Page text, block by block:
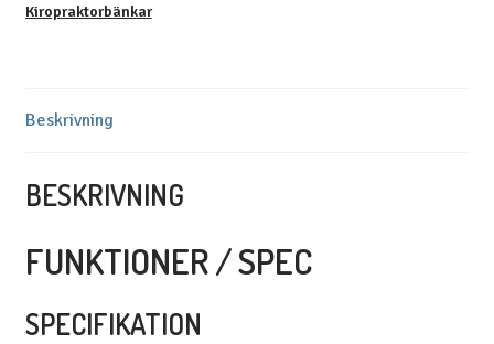
Kiropraktorbänkar
Beskrivning
BESKRIVNING
FUNKTIONER / SPEC
SPECIFIKATION